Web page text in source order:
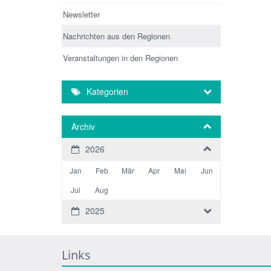
Newsletter
Nachrichten aus den Regionen
Veranstaltungen in den Regionen
Kategorien
Archiv
2026
Jan Feb Mär Apr Mai
Jun
Jul
Aug
2025
Links